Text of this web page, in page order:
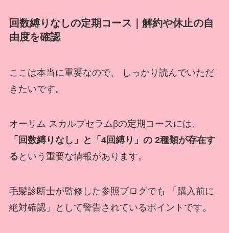
回数縛りなしの定期コース｜解約や休止の自
由度を確認
ここは本当に重要なので、 しっかり読んでいただ
きたいです。
オーリム スカルプセラムβの定期コースには、
「回数縛りなし」と「4回縛り」の 2種類が存在す
る という重要な情報があります。
毛髪診断士が監修した参照ブログでも 「購入前に
絶対確認」として警告されているポイントです。